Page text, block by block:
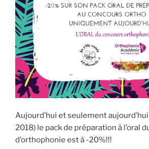
Aujourd’hui et seulement
2018) le pack de préparation à l’oral
d’orthophonie est à -20%!!!